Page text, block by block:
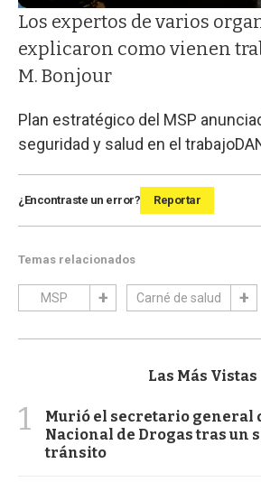
Los expertos de varios
explicaron como vienen
M. Bonjour
Plan estratégico del MSP
seguridad y salud en el trabajo
¿Encontraste un error? Reportar
Temas relacionados
MSP Carné de salud
Las Más Vistas
1
Murió el secretario general
Nacional de Drogas tras un
tránsito